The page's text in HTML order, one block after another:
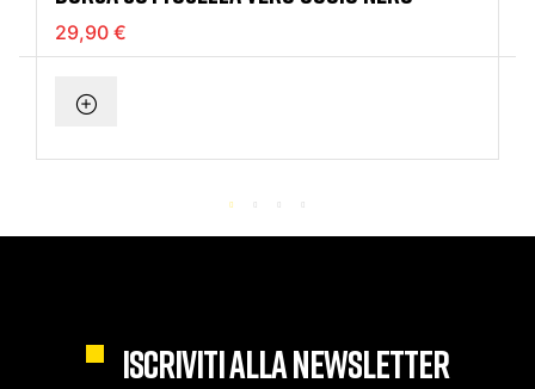
29,90 €
ISCRIVITI ALLA NEWSLETTER